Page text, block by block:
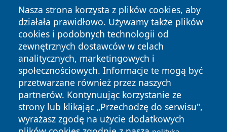
Nasza strona korzysta z plików cookies, aby
działała prawidłowo. Używamy także plików
cookies i podobnych technologii od
zewnętrznych dostawców w celach
analitycznych, marketingowych i
społecznościowych. Informacje te mogą być
przetwarzane również przez naszych
partnerów. Kontynuując korzystanie ze
strony lub klikając „Przechodzę do serwisu",
wyrażasz zgodę na użycie dodatkowych
Copyright © 2026 mojzgierz.pl Wszystkie prawa zastrzeżone.